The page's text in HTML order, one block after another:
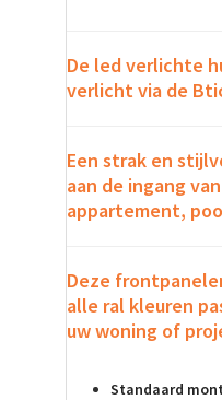
De led verlichte
verlicht via de
Een strak en
aan de ingang
appartement,
Deze
alle ral kleuren
uw woning of
Standaard